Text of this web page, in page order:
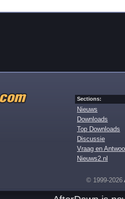
Sections:
Nieuws
Downloads
Top Downloads
Discussie
Vraag en
Nieuws2.nl
© 1999-2026